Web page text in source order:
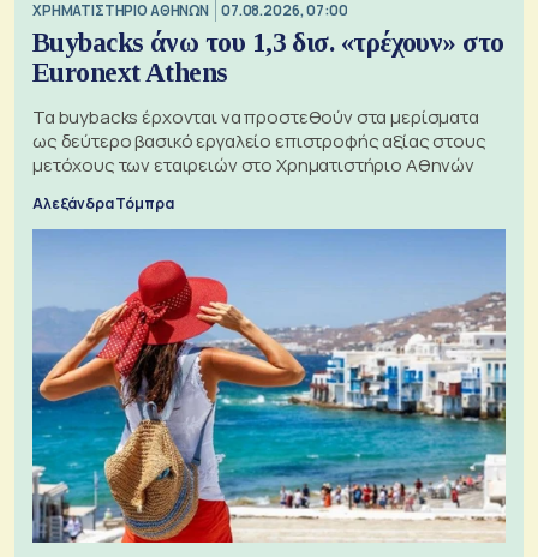
XΡΗΜΑΤΙΣΤΗΡΙΟ ΑΘΗΝΩΝ 07.08.2026, 07:00
Buybacks άνω του 1,3 δισ. «τρέχουν» στο
Euronext Athens
Τα buybacks έρχονται να προστεθούν στα μερίσματα
ως δεύτερο βασικό εργαλείο επιστροφής αξίας στους
μετόχους των εταιρειών στο Χρηματιστήριο Αθηνών
Αλεξάνδρα Τόμπρα